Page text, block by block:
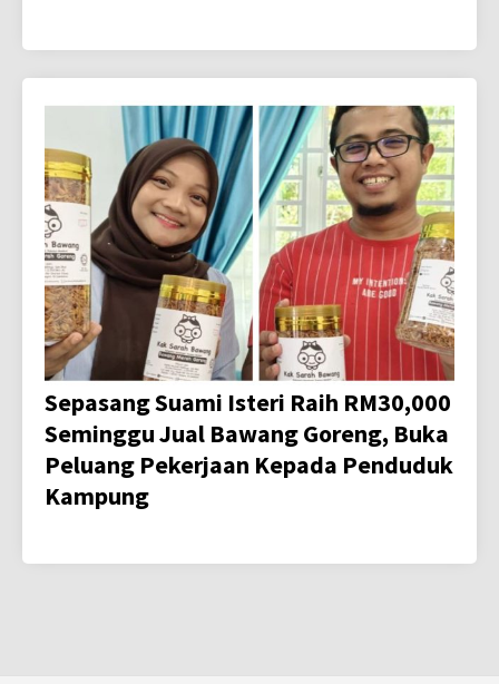
Sepasang Suami Isteri Raih RM30,000
Seminggu Jual Bawang Goreng, Buka
Peluang Pekerjaan Kepada Penduduk
Kampung